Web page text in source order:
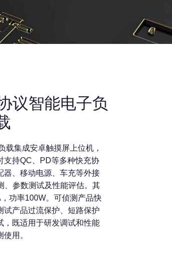
议智能电子负
载集成安卓触摸屏上位机，
支持QC、PD等多种快充协
器、移动电源、车充等外接
、参数测试及性能评估。其
功率100W。可侦测产品快
试产品过流保护、短路保护
，既适用于研发调试和性能
用。